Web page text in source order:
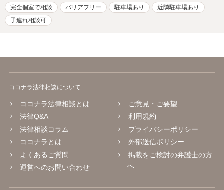
完全個室で相談 バリアフリー 駐車場あり
近隣駐車場あり
子連れ相談可
ココナラ法律相談について
ココナラ法律相談とは
法律Q&A
法律相談コラム
ココナラとは
よくあるご質問
運営へのお問い合わせ
ご意見・ご要望
利用規約
プライバシーポリシー
外部送信ポリシー
掲載をご検討の弁護士の方
へ